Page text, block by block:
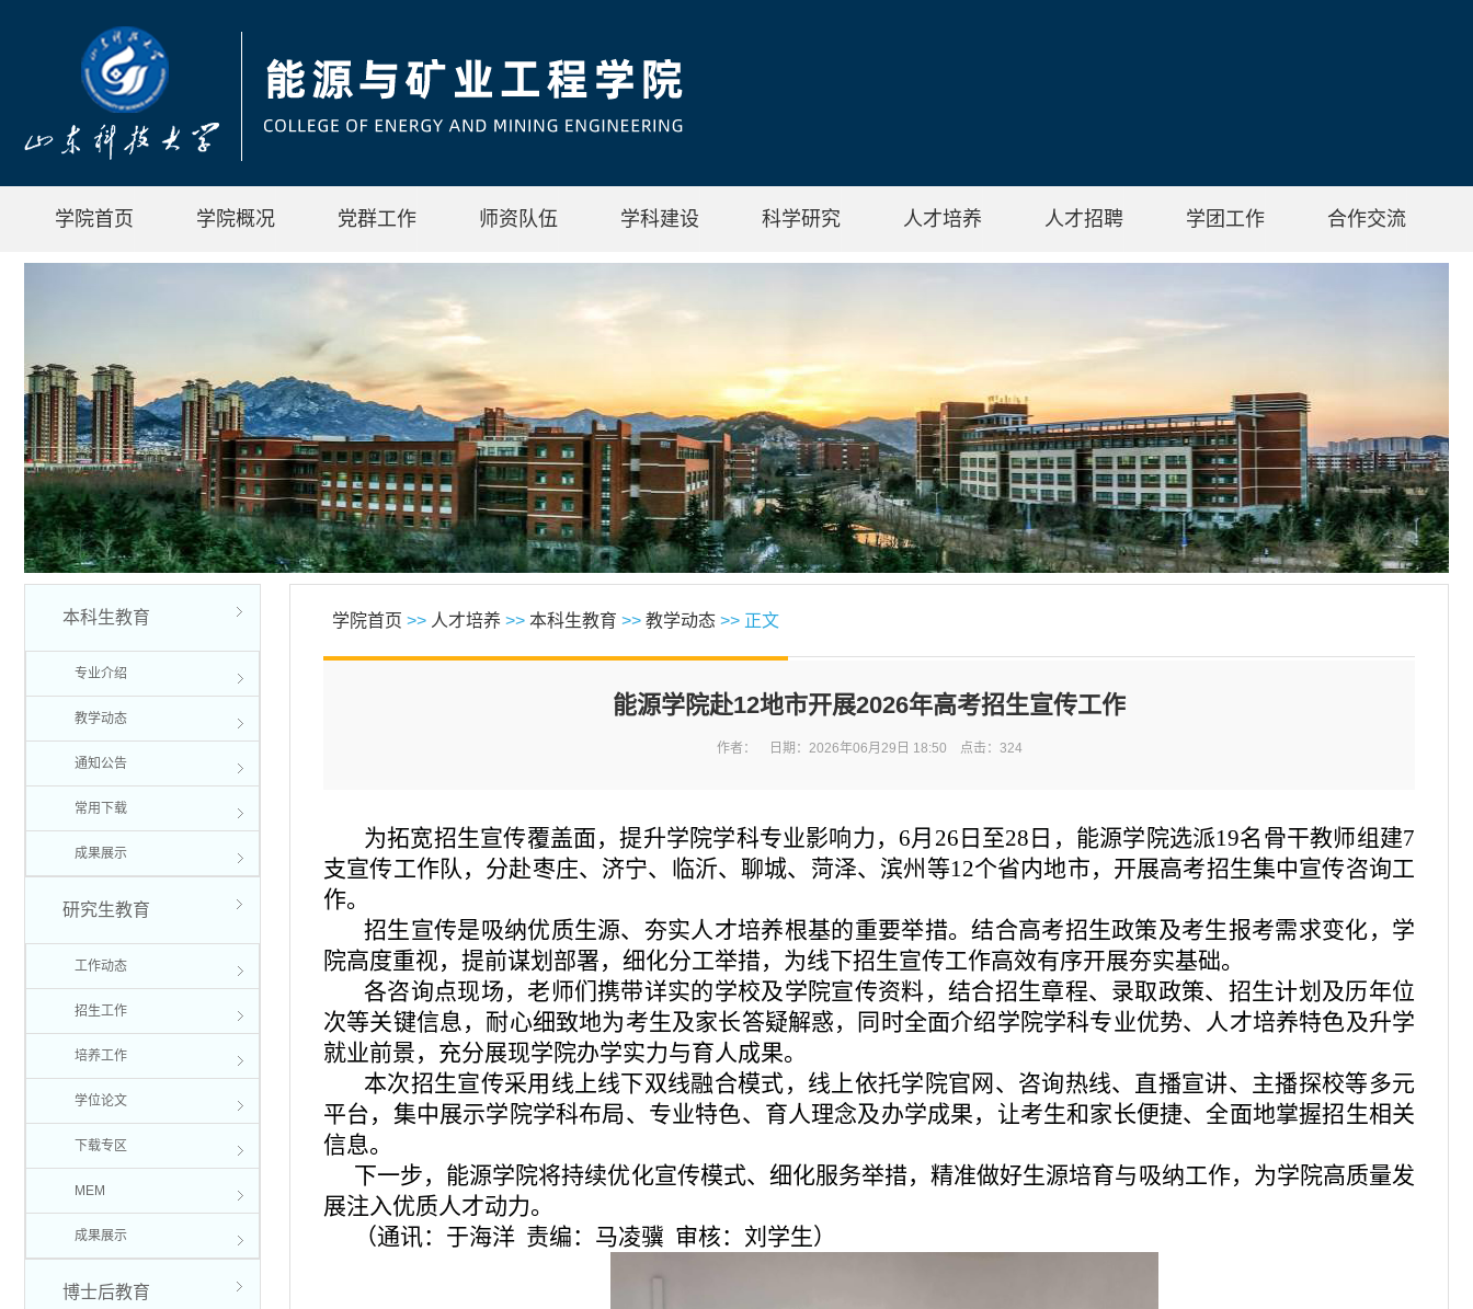
学院首页 学院概况 党群工作 师资队伍 学科建设 科学研究 人才培养 人才招聘 学团工作 合作交流
本科生教育
专业介绍
教学动态
通知公告
常用下载
成果展示
研究生教育
工作动态
招生工作
培养工作
学位论文
下载专区
MEM
成果展示
博士后教育
学院首页 >> 人才培养 >> 本科生教育 >> 教学动态 >> 正文
能源学院赴12地市开展2026年高考招生宣传工作
作者： 日期：2026年06月29日 18:50 点击： 324
为拓宽招生宣传覆盖面，提升学院学科专业影响力，6月26日至28日，能源学院选派19名骨干教师组建7
支宣传工作队，分赴枣庄、济宁、临沂、聊城、菏泽、滨州等12个省内地市，开展高考招生集中宣传咨询工
作。
招生宣传是吸纳优质生源、夯实人才培养根基的重要举措。结合高考招生政策及考生报考需求变化，学
院高度重视，提前谋划部署，细化分工举措，为线下招生宣传工作高效有序开展夯实基础。
各咨询点现场，老师们携带详实的学校及学院宣传资料，结合招生章程、录取政策、招生计划及历年位
次等关键信息，耐心细致地为考生及家长答疑解惑，同时全面介绍学院学科专业优势、人才培养特色及升学
就业前景，充分展现学院办学实力与育人成果。
本次招生宣传采用线上线下双线融合模式，线上依托学院官网、咨询热线、直播宣讲、主播探校等多元
平台，集中展示学院学科布局、专业特色、育人理念及办学成果，让考生和家长便捷、全面地掌握招生相关
信息。
下一步，能源学院将持续优化宣传模式、细化服务举措，精准做好生源培育与吸纳工作，为学院高质量发
展注入优质人才动力。
（通讯：于海洋 责编：马凌骥 审核：刘学生）